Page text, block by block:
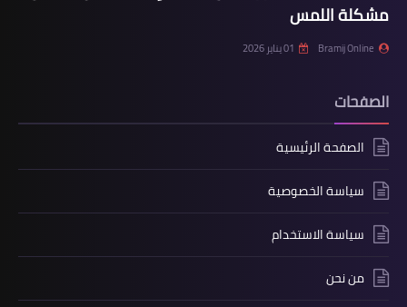
مشكلة اللمس
Bramij Online 01 يناير 2026
الصفحات
الصفحة الرئيسية
سياسة الخصوصية
سياسة الاستخدام
من نحن